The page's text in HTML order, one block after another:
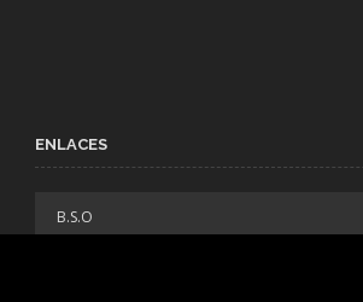
ENLACES
B.S.O